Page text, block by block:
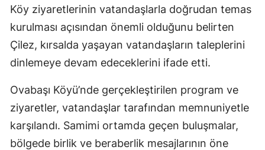
Köy ziyaretlerinin vatandaşlarla doğrudan temas
kurulması açısından önemli olduğunu belirten
Çilez, kırsalda yaşayan vatandaşların taleplerini
dinlemeye devam edeceklerini ifade etti.
Ovabaşı Köyü’nde gerçekleştirilen program ve
ziyaretler, vatandaşlar tarafından memnuniyetle
karşılandı. Samimi ortamda geçen buluşmalar,
bölgede birlik ve beraberlik mesajlarının öne